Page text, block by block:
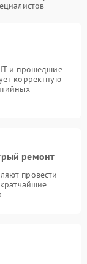
и прошедшие
корректную
ремонт
провести